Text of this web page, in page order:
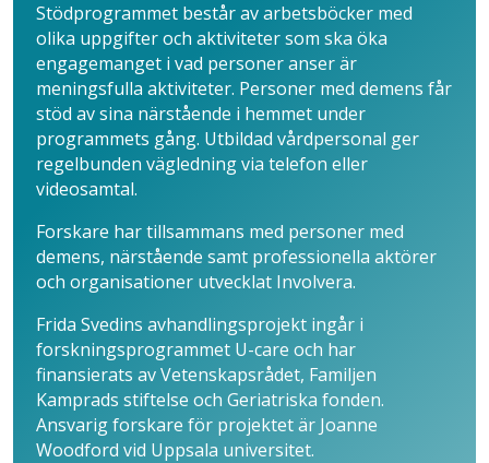
Stödprogrammet består av arbetsböcker med
olika uppgifter och aktiviteter som ska öka
engagemanget i vad personer anser är
meningsfulla aktiviteter. Personer med demens får
stöd av sina närstående i hemmet under
programmets gång. Utbildad vårdpersonal ger
regelbunden vägledning via telefon eller
videosamtal.
Forskare har tillsammans med personer med
demens, närstående samt professionella aktörer
och organisationer utvecklat Involvera.
Frida Svedins avhandlingsprojekt ingår i
forskningsprogrammet U-care och har
finansierats av Vetenskapsrådet, Familjen
Kamprads stiftelse och Geriatriska fonden.
Ansvarig forskare för projektet är Joanne
Woodford vid Uppsala universitet.